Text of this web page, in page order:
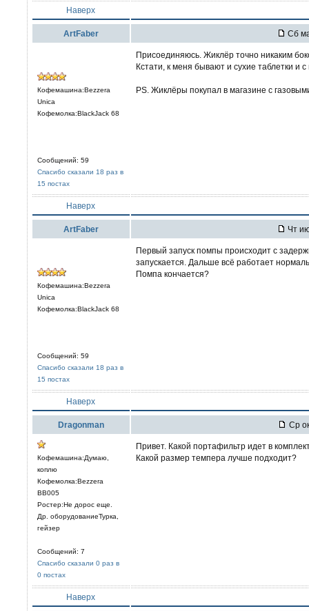
Наверх
ArtFaber Сб
Кофемашина:Bezzera
Unica
Кофемолка:BlackJack 68
Сообщений: 59
Спасибо сказали 18 раз в
15 постах
Присоединяюсь. Жиклёр точно никаким
Кстати, к меня бывают и сухие таблетки и с
PS. Жиклёры покупал в магазине с
Наверх
ArtFaber Чт
Кофемашина:Bezzera
Unica
Кофемолка:BlackJack 68
Сообщений: 59
Спасибо сказали 18 раз в
15 постах
Первый запуск помпы происходит с
запускается. Дальше всё работает
Помпа кончается?
Наверх
Dragonman Ср
Кофемашина:Думаю,
коплю
Кофемолка:Bezzera
BB005
Ростер:Не дорос еще.
Др. оборудованиеТурка,
гейзер
Сообщений: 7
Спасибо сказали 0 раз в
0 постах
Привет. Какой портафильтр идет в
Какой размер темпера лучше подходит?
Наверх